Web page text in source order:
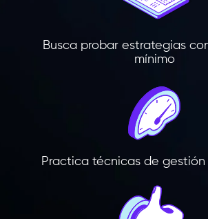
Busca probar estrategias
mínimo
Practica técnicas de gestión